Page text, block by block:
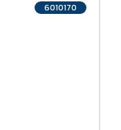
6010170